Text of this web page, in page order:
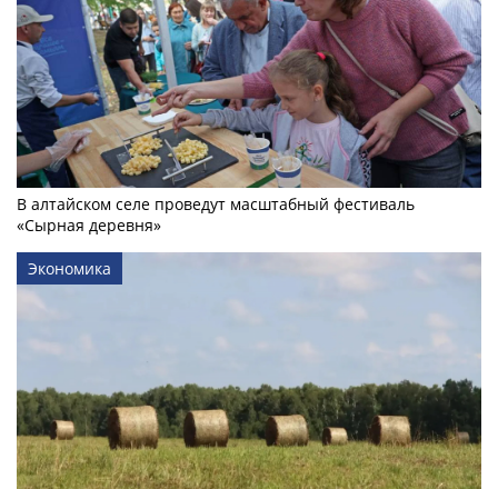
В алтайском селе проведут масштабный фестиваль
«Сырная деревня»
Экономика